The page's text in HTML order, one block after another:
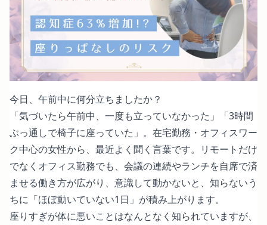
今日、午前中に何分立ちましたか？
「気づいたら午前中、一度も立っていなかった」「3時間
ぶっ通しで椅子に座っていた」。在宅勤務・オフィスワー
ク中心の女性から、最近よく聞く言葉です。リモートだけ
でなくオフィス勤務でも、会議の連続やランチを自席で済
ませる働き方が広がり、意識して動かないと、知らないう
ちに「ほぼ動いていない1日」が積み上がります。
座りすぎが体に悪いことはなんとなく知られていますが、